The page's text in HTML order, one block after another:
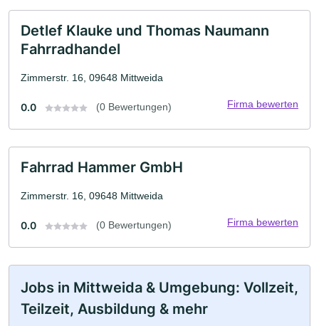
Detlef Klauke und Thomas Naumann
Fahrradhandel
Zimmerstr. 16, 09648 Mittweida
0.0 (0 Bewertungen) Firma bewerten
Fahrrad Hammer GmbH
Zimmerstr. 16, 09648 Mittweida
0.0 (0 Bewertungen) Firma bewerten
Jobs in Mittweida & Umgebung: Vollzeit,
Teilzeit, Ausbildung & mehr